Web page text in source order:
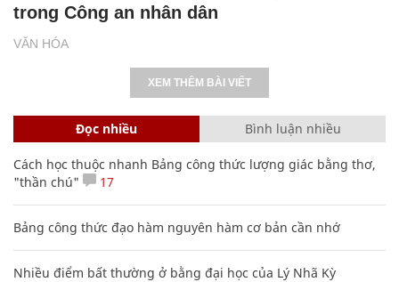
VĂN HÓA
trong Công an nhân dân
XEM THÊM BÀI VIẾT
Đọc nhiều Bình luận nhiều
Cách học thuộc nhanh Bảng công thức lượng giác bằng thơ,
"thần chú"
17
Bảng công thức đạo hàm nguyên hàm cơ bản cần nhớ
Nhiều điểm bất thường ở bằng đại học của Lý Nhã Kỳ